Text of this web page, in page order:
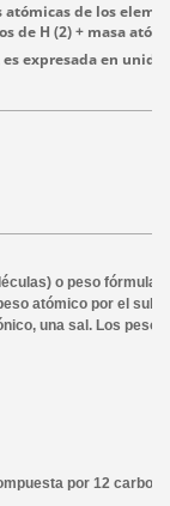
de los
de H (2) + masa
expresada en
o peso
atómico por el
una sal. Los
por 12